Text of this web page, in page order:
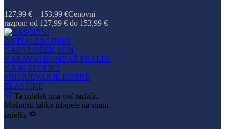
127,99 € – 153,99 €Cenovni
razpon: od 127,99 € do 153,99 €
Ta izdelek ima več različic.
Možnosti lahko izberete na strani
izdelka